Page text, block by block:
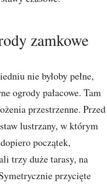
zamkowe
nie byłoby pełne,
ogrody pałacowe. Tam
przestrzenne. Przed
lustrzany, w którym
początek,
trzy duże tarasy, na
przycięte